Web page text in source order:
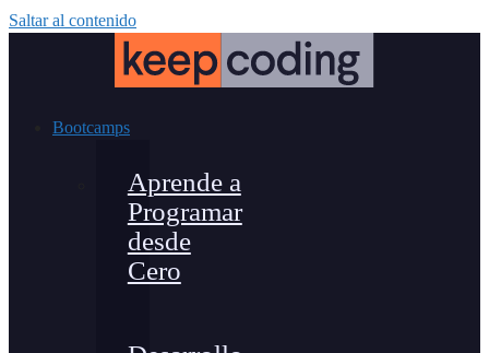
Saltar al contenido
Bootcamps
Aprende a
Programar
desde
Cero